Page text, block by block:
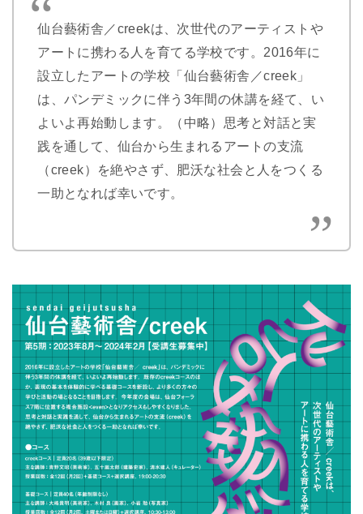
仙台藝術舎／creekは、次世代のアーティストや
アートに携わる人を育てる学校です。2016年に
設立したアートの学校「仙台藝術舎／creek」
は、パンデミックに伴う3年間の休講を経て、い
よいよ再始動します。（中略）思考と対話と実
践を通して、仙台から生まれるアートの支流
（creek）を絶やさず、肥沃な社会と人をつくる
一助となれば幸いです。